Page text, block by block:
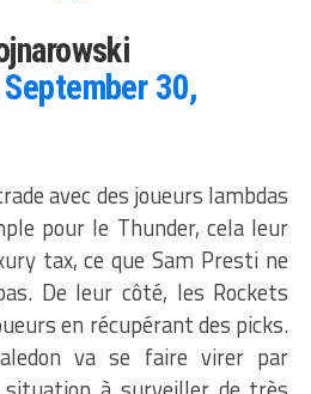
September 30,
avec des joueurs lambdas
pour le Thunder, cela leur
tax, ce que Sam Presti ne
De leur côté, les Rockets
en récupérant des picks.
va se faire virer par